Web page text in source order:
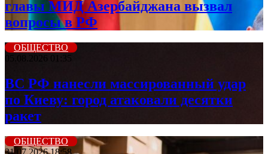
главы МИД Азербайджана вызвал
вопросы в РФ
ОБЩЕСТВО
05.08.2026 01:35
ВС РФ нанесли массированный удар
по Киеву: город атаковали десятки
ракет
ОБЩЕСТВО
31.07.2026 18:58